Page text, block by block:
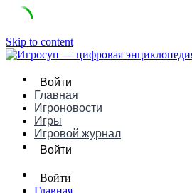
Skip to content
Войти
Главная
Игроновости
Игры
Игровой журнал
Войти
Войти
Главная